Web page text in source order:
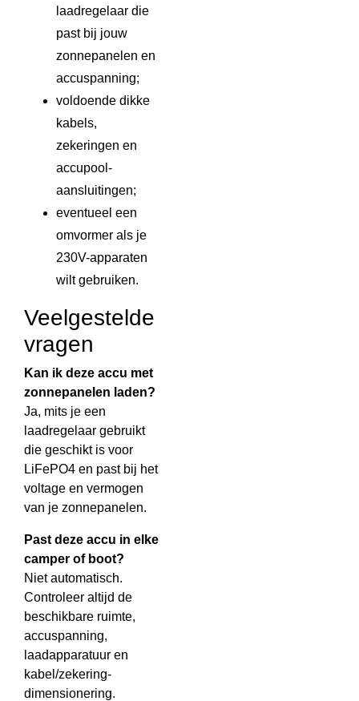
laadregelaar die
past bij jouw
zonnepanelen en
accuspanning;
voldoende dikke
kabels,
zekeringen en
accupool-
aansluitingen;
eventueel een
omvormer als je
230V-apparaten
wilt gebruiken.
Veelgestelde
vragen
Kan ik deze accu met
zonnepanelen laden?
Ja, mits je een
laadregelaar gebruikt
die geschikt is voor
LiFePO4 en past bij het
voltage en vermogen
van je zonnepanelen.
Past deze accu in elke
camper of boot?
Niet automatisch.
Controleer altijd de
beschikbare ruimte,
accuspanning,
laadapparatuur en
kabel/zekering-
dimensionering.